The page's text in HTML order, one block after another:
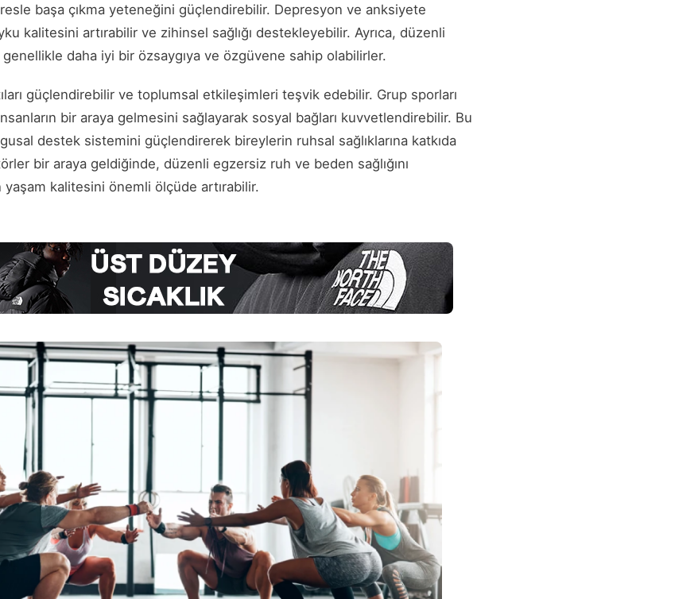
başa çıkma yeteneğini güçlendirebilir. Depresyon ve anksiyete
kalitesini artırabilir ve zihinsel sağlığı destekleyebilir. Ayrıca, düzenli
daha iyi bir özsaygıya ve özgüvene sahip olabilirler.
güçlendirebilir ve toplumsal etkileşimleri teşvik edebilir. Grup sporları
bir araya gelmesini sağlayarak sosyal bağları kuvvetlendirebilir. Bu
destek sistemini güçlendirerek bireylerin ruhsal sağlıklarına katkıda
bir araya geldiğinde, düzenli egzersiz ruh ve beden sağlığını
kalitesini önemli ölçüde artırabilir.